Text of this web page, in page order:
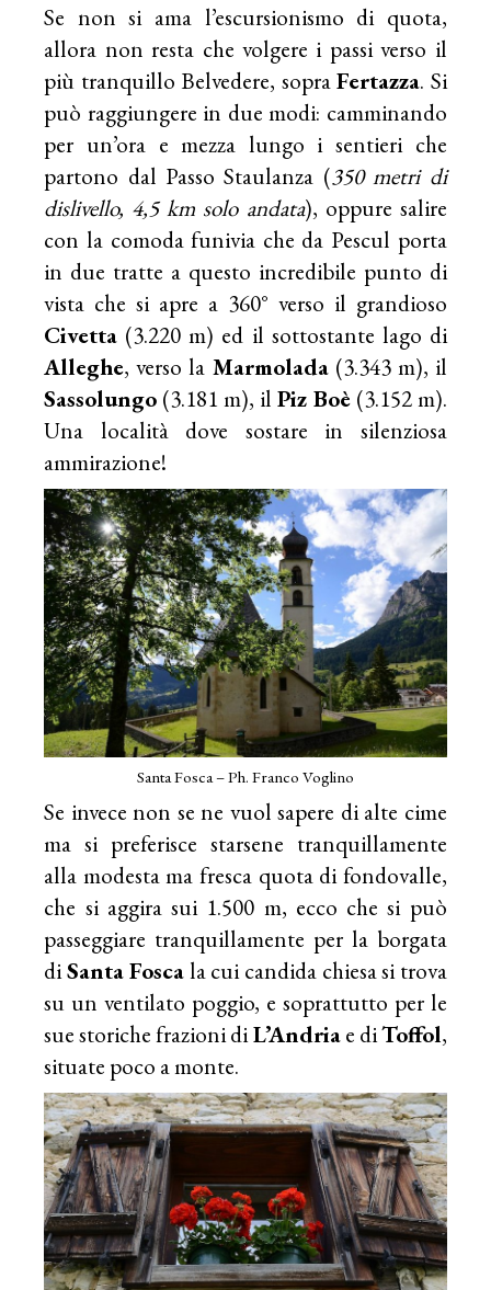
Se non si ama l’escursionismo di quota,
allora non resta che volgere i passi verso il
più tranquillo Belvedere, sopraFertazza. Si
può raggiungere in due modi: camminando
per un’ora e mezza lungo i sentieri che
partono dal Passo Staulanza (350 metri di
dislivello, 4,5 km solo andata), oppure salire
con la comoda funivia che da Pescul porta
in due tratte a questo incredibile punto di
vista che si apre a 360° verso il grandioso
Civetta (3.220 m) ed il sottostante lago di
Alleghe, verso la Marmolada(3.343 m), il
Sassolungo (3.181 m), il Piz Boè(3.152 m).
Una località dove sostare in silenziosa
ammirazione!
Santa Fosca – Ph. Franco Voglino
Se invece non se ne vuol sapere di alte cime
ma si preferisce starsene tranquillamente
alla modesta ma fresca quota di fondovalle,
che si aggira sui 1.500 m, ecco che si può
passeggiare tranquillamente per la borgata
diSanta Foscala cui candida chiesa si trova
su un ventilato poggio, e soprattutto per le
sue storiche frazioni diL’Andriae diToffol,
situate poco a monte.